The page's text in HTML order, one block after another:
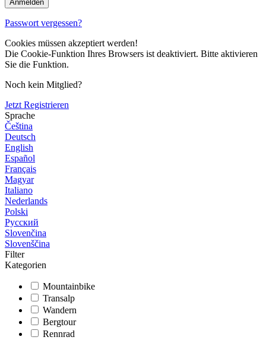
Passwort vergessen?
Cookies müssen akzeptiert werden!
Die Cookie-Funktion Ihres Browsers ist deaktiviert. Bitte aktivieren
Sie die Funktion.
Noch kein Mitglied?
Jetzt Registrieren
Sprache
Čeština
Deutsch
English
Español
Français
Magyar
Italiano
Nederlands
Polski
Русский
Slovenčina
Slovenščina
Filter
Kategorien
Mountainbike
Transalp
Wandern
Bergtour
Rennrad